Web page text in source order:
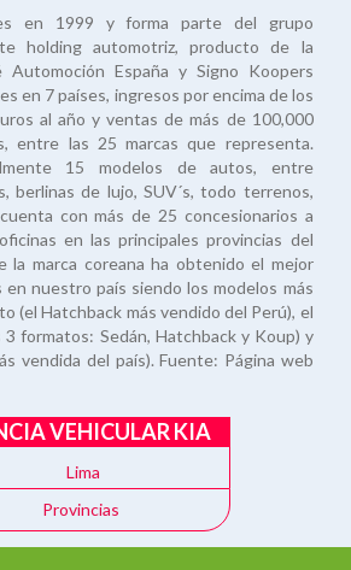
en 1999 y forma parte del grupo
holding automotriz, producto de la
España y Signo Koopers
en 7 países, ingresos por encima de los
al año y ventas de más de 100,000
entre las 25 marcas que representa.
15 modelos de autos, entre
berlinas de lujo, SUV´s, todo terrenos,
con más de 25 concesionarios a
en las principales provincias del
la marca coreana ha obtenido el mejor
nuestro país siendo los modelos más
(el Hatchback más vendido del Perú), el
formatos: Sedán, Hatchback y Koup) y
vendida del país). Fuente: Página web
VEHICULAR KIA
Lima
Provincias